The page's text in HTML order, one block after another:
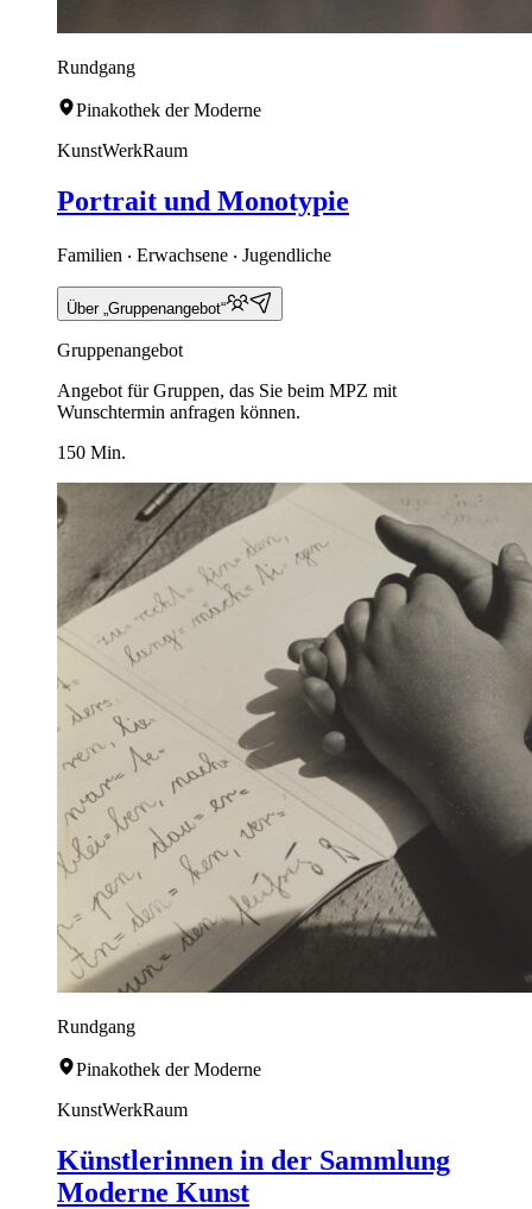
Rundgang
Pinakothek der Moderne
KunstWerkRaum
Portrait und Monotypie
Familien ‧ Erwachsene ‧ Jugendliche
Über „Gruppenangebot“
Gruppenangebot
Angebot für Gruppen, das Sie beim MPZ mit
Wunschtermin anfragen können.
150 Min.
Rundgang
Pinakothek der Moderne
KunstWerkRaum
Künstlerinnen in der Sammlung
Moderne Kunst